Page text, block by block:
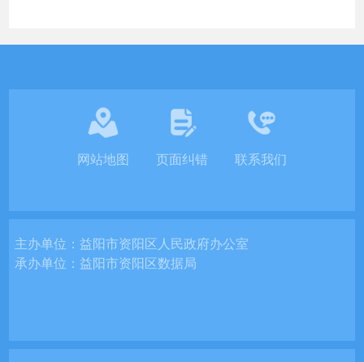
网站地图 页面纠错 联系我们
主办单位：益阳市资阳区人民政府办公室
承办单位：益阳市资阳区数据局